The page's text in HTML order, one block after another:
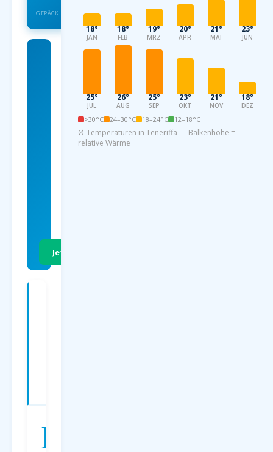
GEPÄCK
Paderborn
nach
Teneriffa
Jetzt Preise vergleichen
D
18°
JAN
18°
FEB
19°
MRZ
20°
APR
21°
MAI
23°
JUN
25°
JUL
26°
AUG
25°
SEP
23°
OKT
21°
NOV
18°
DEZ
>30°C 24–30°C 18–24°C 12–18°C
Ø-Temperaturen in Teneriffa — Balkenhöhe =
relative Wärme